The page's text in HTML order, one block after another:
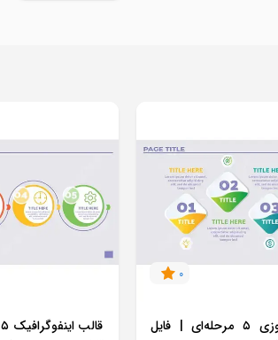
0
قالب اینفوگرافیک لوزی ۵ مرحله‌ای | فایل